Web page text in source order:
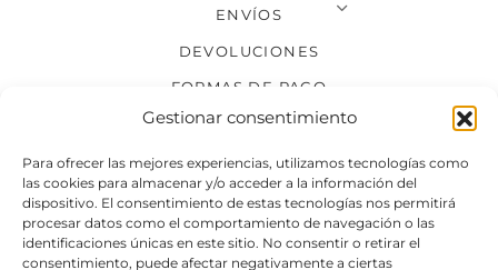
Gestionar consentimiento
Para ofrecer las mejores experiencias, utilizamos tecnologías como
las cookies para almacenar y/o acceder a la información del
dispositivo. El consentimiento de estas tecnologías nos permitirá
procesar datos como el comportamiento de navegación o las
identificaciones únicas en este sitio. No consentir o retirar el
consentimiento, puede afectar negativamente a ciertas
ENVÍOS
DEVOLUCIONES
FORMAS DE PAGO
SÍGUENOS